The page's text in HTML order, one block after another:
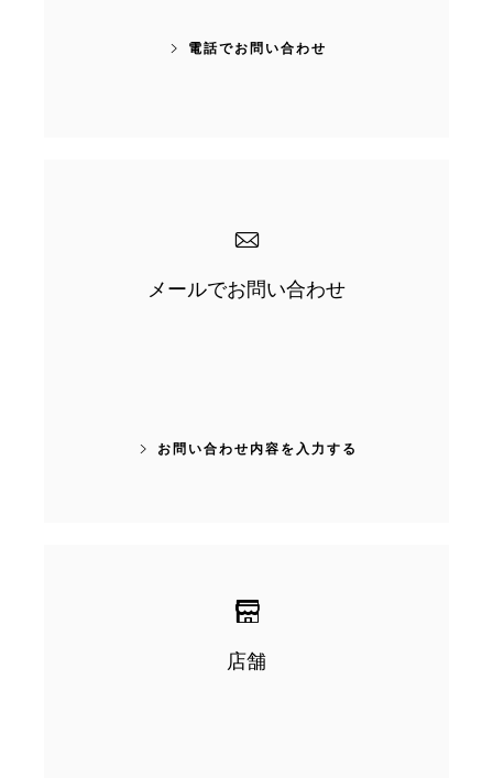
電話でお問い合わせ
メールでお問い合わせ
お問い合わせ内容を入力する
店舗